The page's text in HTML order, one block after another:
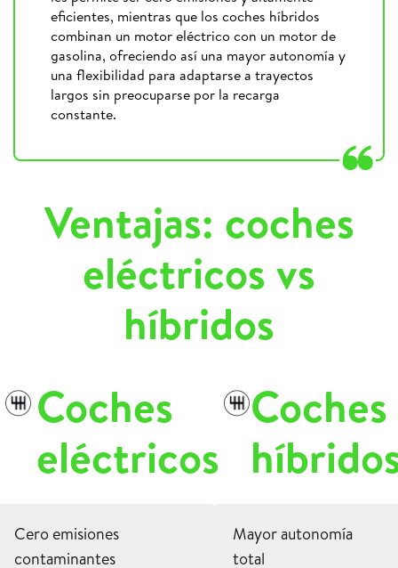
eficientes, mientras que los coches híbridos
combinan un motor eléctrico con un motor de
gasolina, ofreciendo así una mayor autonomía y
una flexibilidad para adaptarse a trayectos
largos sin preocuparse por la recarga
constante.
Ventajas: coches
eléctricos vs
híbridos
Coches
eléctricos
Cero emisiones
contaminantes
Coches
Mayor autonomía
total